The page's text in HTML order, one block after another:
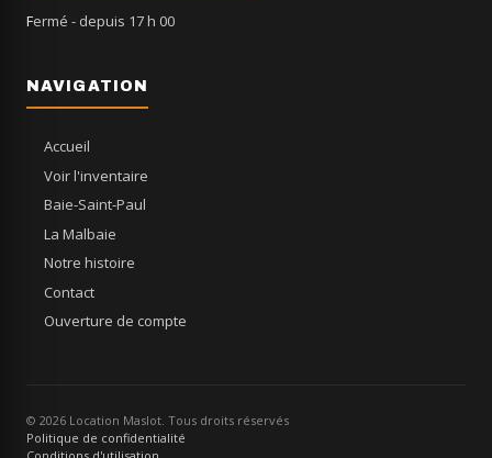
Fermé - depuis 17 h 00
NAVIGATION
Accueil
Voir l'inventaire
Baie-Saint-Paul
La Malbaie
Notre histoire
Contact
Ouverture de compte
© 2026 Location Maslot. Tous droits réservés
Politique de confidentialité